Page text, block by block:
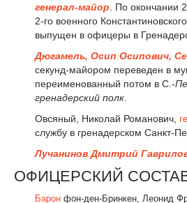
генерал-майор. По окончании
2-го военного
выпущен в офицеры в
Дюгамель, Осип Осипович,
секунд-майором переведен в
переименованный потом в С.-
гренадерский полк.
Овсяный, Николай Романович,
службу в гренадерском Санкт-
Лучанинов Дмитрий
ОФИЦЕРСКИЙ СОСТАВ
Барон фон-ден-Бринкен, Леонид